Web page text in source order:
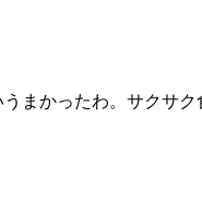
まかったわ。サクサク